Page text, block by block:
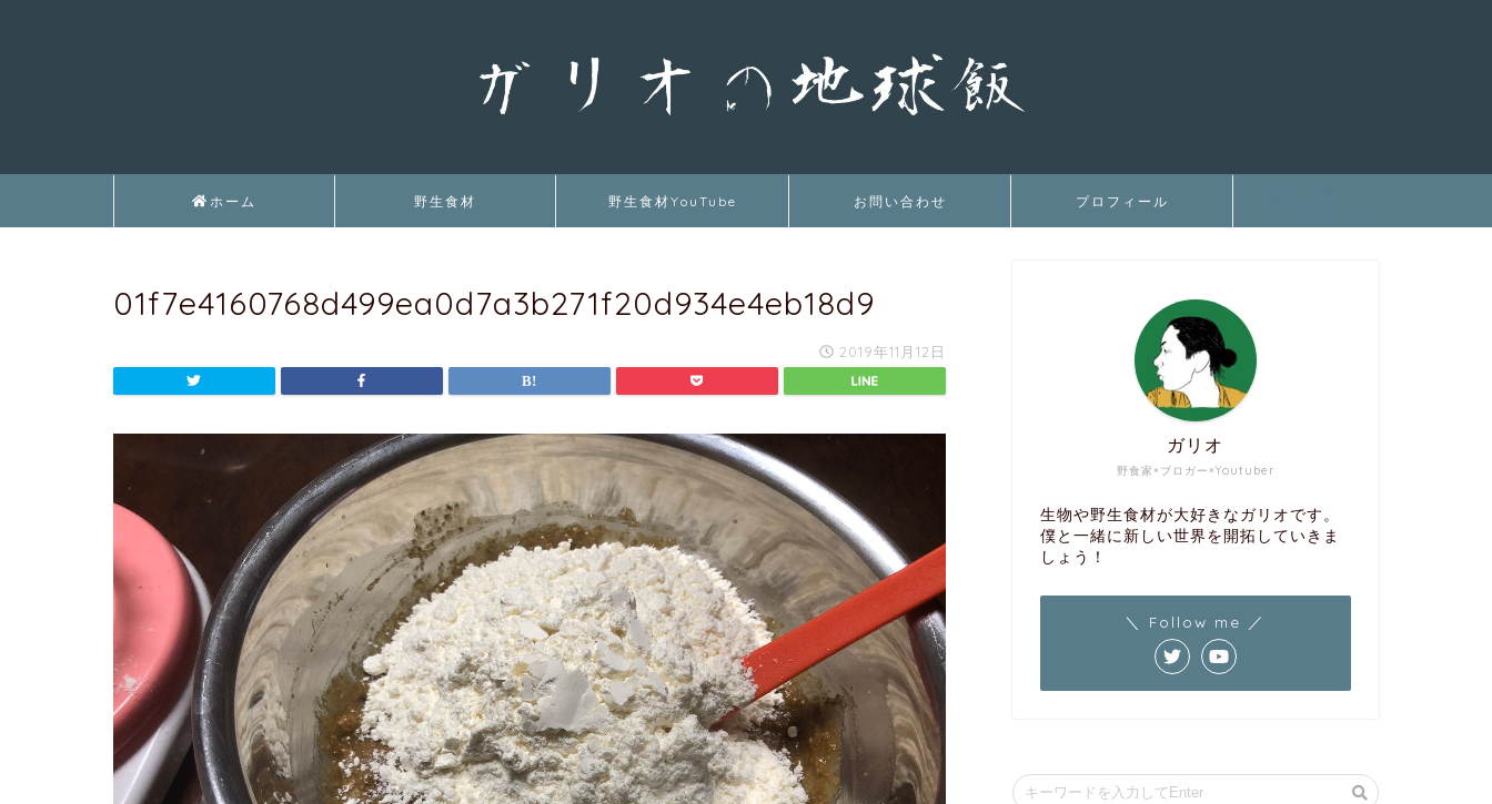
ホーム 野生食材 野生食材YouTube お問い合わせ プロフィール
01f7e4160768d499ea0d7a3b271f20d934e4eb18d9
2019年11月12日
野食家×ブロガー×Youtuber
ガリオ
生物や野生食材が大好きなガリオです。
僕と一緒に新しい世界を開拓していきま
しょう！
＼ Follow me ／